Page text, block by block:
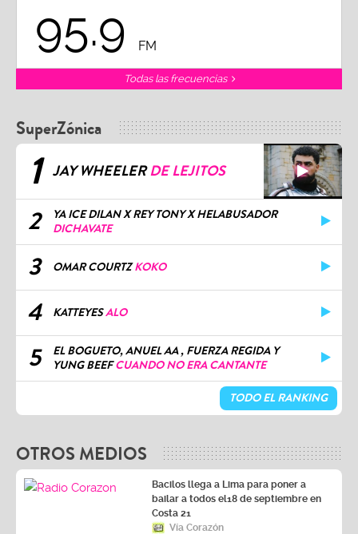
95.9 FM
Todas las frecuencias
SuperZónica
1 JAY WHEELERDE LEJITOS
2
YA ICE DILAN X REY TONY X HELABUSADOR
DICHAVATE
3 OMAR COURTZKOKO
4 KATTEYESALO
5
EL BOGUETO, ANUEL AA , FUERZA REGIDA Y
YUNG BEEFCUANDO NO ERA CANTANTE
TODO EL RANKING
OTROS MEDIOS
Bacilos llega a Lima para poner a
bailar a todos el18 de septiembre en
Costa 21
Vía Corazón